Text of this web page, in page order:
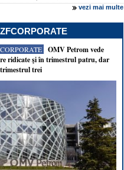
vezi mai multe
OMV Petrom vede
ridicate şi în trimestrul patru, dar
trei